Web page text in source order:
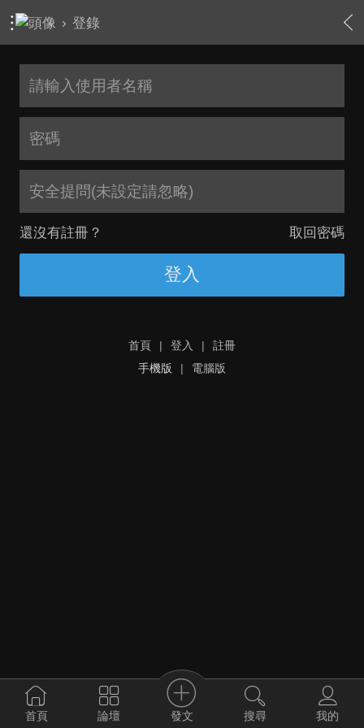
› 登錄
安全提問(未設定請忽略)
還沒有註冊？ 取回密碼
登入
首頁 | 登入 |
註冊
手機版
| 電腦版
首頁 論壇 發文 搜尋 我的